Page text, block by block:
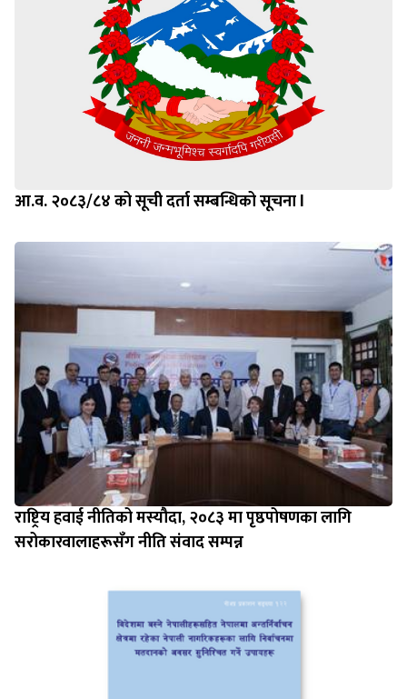
आ.व. २०८३/८४ को सूची दर्ता सम्बन्धिको सूचना l
राष्ट्रिय हवाई नीतिको मस्यौदा, २०८३ मा पृष्ठपोषणका लागि
सरोकारवालाहरूसँग नीति संवाद सम्पन्न